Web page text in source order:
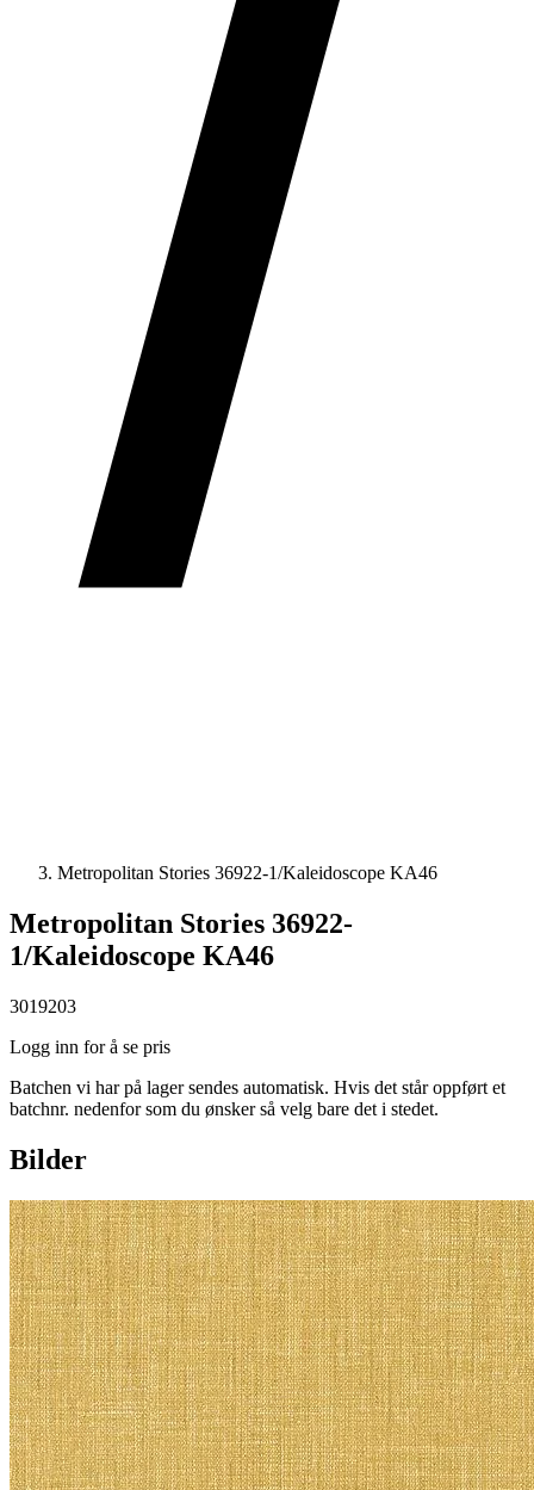
Metropolitan Stories 36922-1/Kaleidoscope KA46
Metropolitan Stories 36922-
1/Kaleidoscope KA46
3019203
Logg inn for å se pris
Batchen vi har på lager sendes automatisk. Hvis det står oppført et
batchnr. nedenfor som du ønsker så velg bare det i stedet.
Bilder